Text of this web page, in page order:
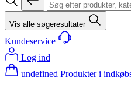
Vis alle søgeresultater
Kundeservice
Log ind
undefined Produkter i